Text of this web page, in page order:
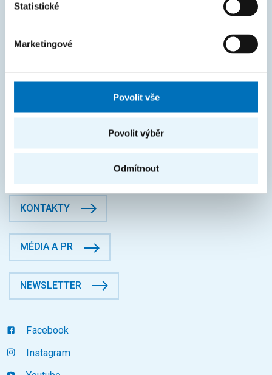
Statistické
Marketingové
Povolit vše
Povolit výběr
Odmítnout
O fakultě
Jugoslávských partyzánů 1580/3, Dejvice, 16000 Praha 6
Datová schránka: p83j9ee
KONTAKTY
MÉDIA A PR
NEWSLETTER
Facebook
Instagram